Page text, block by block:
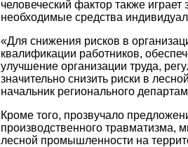
человеческий фактор также
необходимые средства
«Для снижения рисков в
квалификации работников,
улучшение организации труда,
значительно снизить риски в
начальник регионального
Кроме того, прозвучало
производственного травматизма,
лесной промышленности на